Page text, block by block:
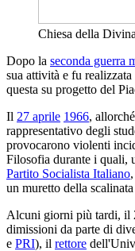
Chiesa della
Dopo la seconda guerra
sua attività e fu realizzata
questa su progetto del
Il 27 aprile 1966,
rappresentativo degli
provocarono violenti
Filosofia durante i quali,
Partito Socialista Italiano
un muretto della
Alcuni giorni più tardi, il
dimissioni da parte di
e PRI), il rettore